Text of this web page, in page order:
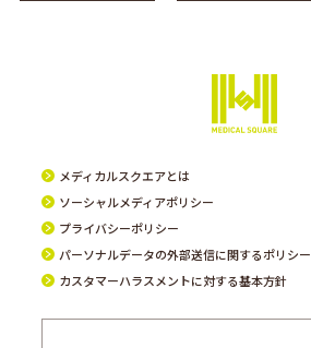
メディカルスクエアとは
ソーシャルメディアポリシー
プライバシーポリシー
パーソナルデータの外部送信に関するポリシー
カスタマーハラスメントに対する基本方針